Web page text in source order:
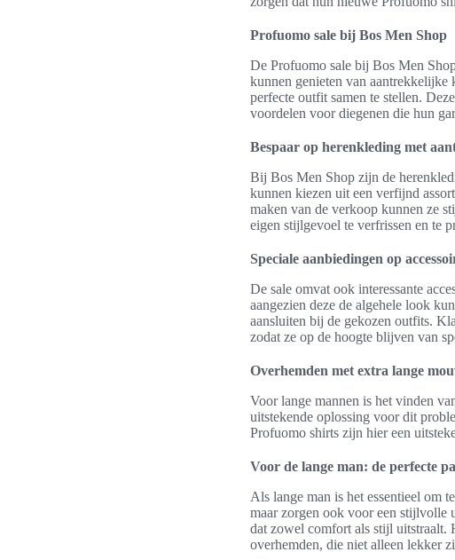
Profuomo sale bij Bos Men Shop
De Profuomo sale bij Bos Men
kunnen genieten van aantrekkelijke
perfecte outfit samen te stellen.
voordelen voor diegenen die hun
Bespaar op herenkleding met
Bij Bos Men Shop zijn de
kunnen kiezen uit een verfijnd
maken van de verkoop kunnen ze
eigen stijlgevoel te verfrissen en te
Speciale aanbiedingen op
De sale omvat ook interessante
aangezien deze de algehele look
aansluiten bij de gekozen outfits.
zodat ze op de hoogte blijven van
Overhemden met extra lange
Voor lange mannen is het vinden
uitstekende oplossing voor dit
Profuomo shirts zijn hier een
Voor de lange man: de perfecte
Als lange man is het essentieel om
maar zorgen ook voor een stijlvolle
dat zowel comfort als stijl uitstraalt.
overhemden, die niet alleen lekker